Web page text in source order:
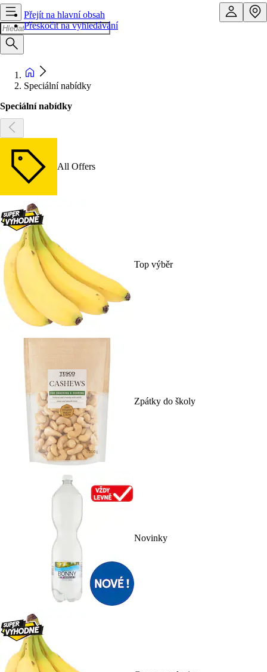
Přejít na hlavní obsah
Přeskočit na vyhledávání
Speciální nabídky
Speciální nabídky
All Offers
Top výběr
Zpátky do školy
Novinky